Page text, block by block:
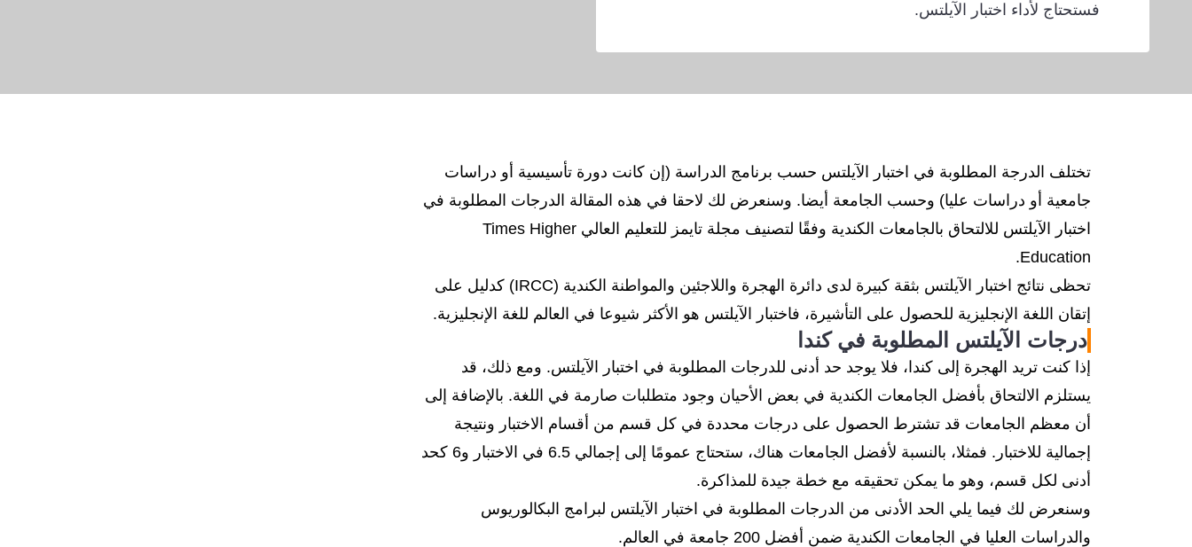
فستحتاج لأداء اختبار الآيلتس.
تختلف الدرجة المطلوبة في اختبار الآيلتس حسب برنامج الدراسة (إن كانت دورة تأسيسية أو دراسات
جامعية أو دراسات عليا) وحسب الجامعة أيضا. وسنعرض لك لاحقا في هذه المقالة الدرجات المطلوبة في
اختبار الآيلتس للالتحاق بالجامعات الكندية وفقًا لتصنيف مجلة تايمز للتعليم العالي Times Higher
Education.
تحظى نتائج اختبار الآيلتس بثقة كبيرة لدى دائرة الهجرة واللاجئين والمواطنة الكندية (IRCC) كدليل على
إتقان اللغة الإنجليزية للحصول على التأشيرة، فاختبار الآيلتس هو الأكثر شيوعا في العالم للغة الإنجليزية.
درجات الآيلتس المطلوبة في كندا
إذا كنت تريد الهجرة إلى كندا، فلا يوجد حد أدنى للدرجات المطلوبة في اختبار الآيلتس. ومع ذلك، قد
يستلزم الالتحاق بأفضل الجامعات الكندية في بعض الأحيان وجود متطلبات صارمة في اللغة. بالإضافة إلى
أن معظم الجامعات قد تشترط الحصول على درجات محددة في كل قسم من أقسام الاختبار ونتيجة
إجمالية للاختبار. فمثلا، بالنسبة لأفضل الجامعات هناك، ستحتاج عمومًا إلى إجمالي 6.5 في الاختبار و6 كحد
أدنى لكل قسم، وهو ما يمكن تحقيقه مع خطة جيدة للمذاكرة.
وسنعرض لك فيما يلي الحد الأدنى من الدرجات المطلوبة في اختبار الآيلتس لبرامج البكالوريوس
والدراسات العليا في الجامعات الكندية ضمن أفضل 200 جامعة في العالم.